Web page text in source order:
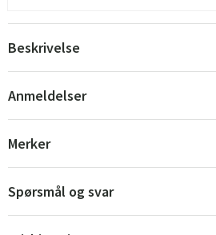
Beskrivelse
Anmeldelser
Merker
Spørsmål og svar